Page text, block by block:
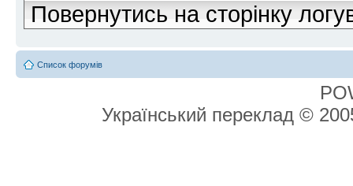
Повернутись на сторінку
Список форумів
Український переклад ©